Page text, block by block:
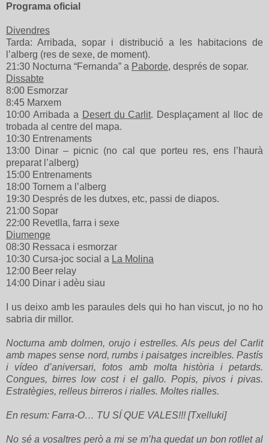
Programa oficial
Divendres
Tarda: Arribada, sopar i distribució a les habitacions de
l’alberg (res de sexe, de moment).
21:30 Nocturna “Fernanda” a Paborde, després de sopar.
Dissabte
8:00 Esmorzar
8:45 Marxem
10:00 Arribada a Desert du Carlit. Desplaçament al lloc de
trobada al centre del mapa.
10:30 Entrenaments
13:00 Dinar – picnic (no cal que porteu res, ens l’haurà
preparat l’alberg)
15:00 Entrenaments
18:00 Tornem a l’alberg
19:30 Després de les dutxes, etc, passi de diapos.
21:00 Sopar
22:00 Revetlla, farra i sexe
Diumenge
08:30 Ressaca i esmorzar
10:30 Cursa-joc social a La Molina
12:00 Beer relay
14:00 Dinar i adèu siau
I us deixo amb les paraules dels qui ho han viscut, jo no ho
sabria dir millor.
Nocturna amb dolmen, orujo i estrelles. Als peus del Carlit
amb mapes sense nord, rumbs i paisatges increïbles. Pastís
i vídeo d’aniversari, fotos amb molta història i petards.
Congues, birres low cost i el gallo. Popis, pivos i pivas.
Estratègies, relleus birreros i rialles. Moltes rialles.
En resum: Farra-O… TU SÍ QUE VALES!!! [Txelluki]
No sé a vosaltres però a mi se m’ha quedat un bon rotllet al